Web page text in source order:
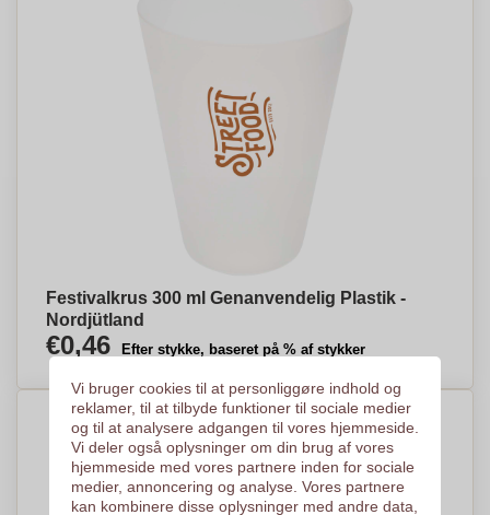
Festivalkrus 300 ml Genanvendelig Plastik -
Nordjütland
€0,46 Efter stykke, baseret på % af stykker
Vi bruger cookies til at personliggøre indhold og
reklamer, til at tilbyde funktioner til sociale medier
og til at analysere adgangen til vores hjemmeside.
Vi deler også oplysninger om din brug af vores
hjemmeside med vores partnere inden for sociale
medier, annoncering og analyse. Vores partnere
kan kombinere disse oplysninger med andre data,